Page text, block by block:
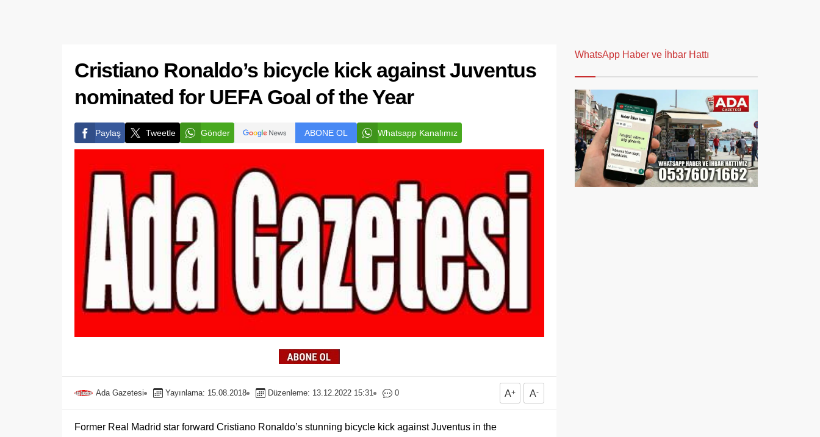
Cristiano Ronaldo’s bicycle kick against Juventus
nominated for UEFA Goal of the Year
Paylaş Tweetle Gönder ABONE OL Whatsapp Kanalımız
Ada Gazetesi Yayınlama: 15.08.2018 Düzenleme: 13.12.2022 15:31 0 A+ A-
Former Real Madrid star forward Cristiano Ronaldo’s stunning bicycle kick against Juventus in the
WhatsApp Haber ve İhbar Hattı